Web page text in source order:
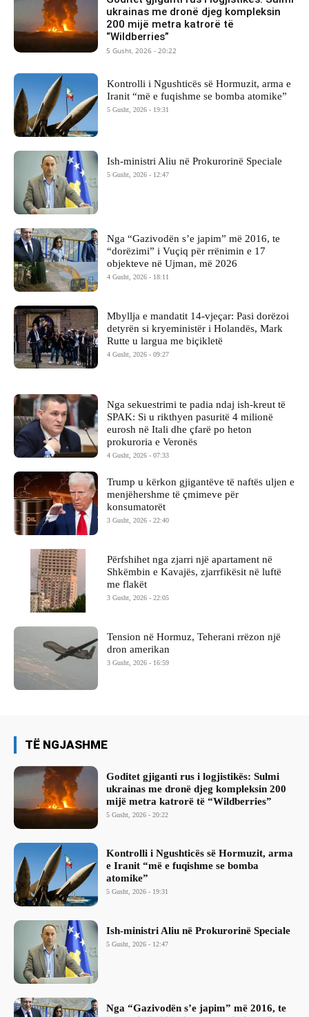
ukrainas me dronë djeg kompleksin
200 mijë metra katrorë të
“Wildberries”
5 Gusht, 2026 - 20:22
Kontrolli i Ngushticës së Hormuzit, arma e
Iranit “më e fuqishme se bomba atomike”
5 Gusht, 2026 - 19:31
Ish-ministri ​Aliu në Prokurorinë Speciale
5 Gusht, 2026 - 12:47
Nga “Gazivodën s’e japim” më 2016, te
“dorëzimi” i Vuçiq për rrënimin e 17
objekteve në Ujman, më 2026
4 Gusht, 2026 - 18:11
Mbyllja e mandatit 14-vjeçar: Pasi dorëzoi
detyrën si kryeministër i Holandës, Mark
Rutte u largua me biçikletë
4 Gusht, 2026 - 09:27
Nga sekuestrimi te padia ndaj ish-kreut të
SPAK: Si u rikthyen pasuritë 4 milionë
eurosh në Itali dhe çfarë po heton
prokuroria e Veronës
4 Gusht, 2026 - 07:33
Trump u kërkon gjigantëve të naftës uljen e
menjëhershme të çmimeve për
konsumatorët
3 Gusht, 2026 - 22:40
Përfshihet nga zjarri një apartament në
Shkëmbin e Kavajës, zjarrfikësit në luftë
me flakët
3 Gusht, 2026 - 22:05
Tension në Hormuz, Teherani rrëzon një
dron amerikan
3 Gusht, 2026 - 16:59
TË NGJASHME
Goditet gjiganti rus i logjistikës: Sulmi
ukrainas me dronë djeg kompleksin 200
mijë metra katrorë të “Wildberries”
5 Gusht, 2026 - 20:22
Kontrolli i Ngushticës së Hormuzit, arma
e Iranit “më e fuqishme se bomba
atomike”
5 Gusht, 2026 - 19:31
Ish-ministri ​Aliu në Prokurorinë Speciale
5 Gusht, 2026 - 12:47
Nga “Gazivodën s’e japim” më 2016, te